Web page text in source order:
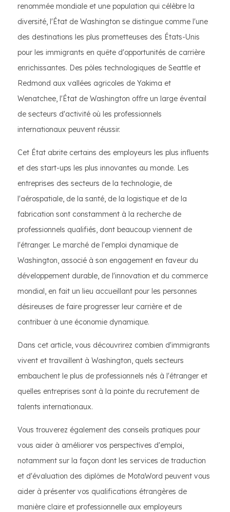
renommée mondiale et une population qui célèbre la
diversité, l'État de Washington se distingue comme l'une
des destinations les plus prometteuses des États-Unis
pour les immigrants en quête d'opportunités de carrière
enrichissantes. Des pôles technologiques de Seattle et
Redmond aux vallées agricoles de Yakima et
Wenatchee, l'État de Washington offre un large éventail
de secteurs d'activité où les professionnels
internationaux peuvent réussir.
Cet État abrite certains des employeurs les plus influents
et des start-ups les plus innovantes au monde. Les
entreprises des secteurs de la technologie, de
l'aérospatiale, de la santé, de la logistique et de la
fabrication sont constamment à la recherche de
professionnels qualifiés, dont beaucoup viennent de
l'étranger. Le marché de l'emploi dynamique de
Washington, associé à son engagement en faveur du
développement durable, de l'innovation et du commerce
mondial, en fait un lieu accueillant pour les personnes
désireuses de faire progresser leur carrière et de
contribuer à une économie dynamique.
Dans cet article, vous découvrirez combien d'immigrants
vivent et travaillent à Washington, quels secteurs
embauchent le plus de professionnels nés à l'étranger et
quelles entreprises sont à la pointe du recrutement de
talents internationaux.
Vous trouverez également des conseils pratiques pour
vous aider à améliorer vos perspectives d'emploi,
notamment sur la façon dont les services de traduction
et d'évaluation des diplômes de MotaWord peuvent vous
aider à présenter vos qualifications étrangères de
manière claire et professionnelle aux employeurs